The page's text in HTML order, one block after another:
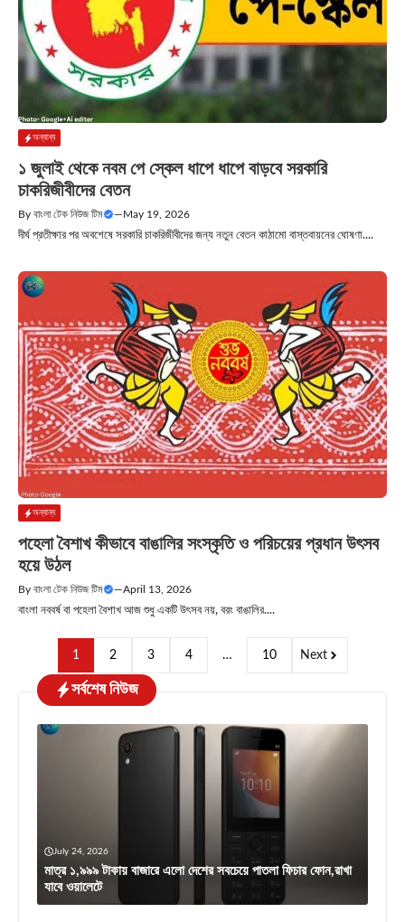
অন্যান্য
১ জুলাই থেকে নবম পে স্কেল ধাপে ধাপে বাড়বে সরকারি
চাকরিজীবীদের বেতন
By বাংলা টেক নিউজ টিম —May 19, 2026
দীর্ঘ প্রতীক্ষার পর অবশেষে সরকারি চাকরিজীবীদের জন্য নতুন বেতন কাঠামো বাস্তবায়নের ঘোষণা....
অন্যান্য
পহেলা বৈশাখ কীভাবে বাঙালির সংস্কৃতি ও পরিচয়ের প্রধান উৎসব
হয়ে উঠল
By বাংলা টেক নিউজ টিম —April 13, 2026
বাংলা নববর্ষ বা পহেলা বৈশাখ আজ শুধু একটি উৎসব নয়, বরং বাঙালির....
1 2 3 4 … 10 Next
সর্বশেষ নিউজ
July 24, 2026
মাত্র ১,৯৯৯ টাকায় বাজারে এলো দেশের সবচেয়ে পাতলা ফিচার ফোন,রাখা
যাবে ওয়ালেটে